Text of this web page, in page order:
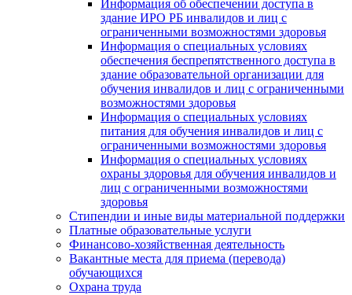
Информация об обеспечении доступа в
здание ИРО РБ инвалидов и лиц с
ограниченными возможностями здоровья
Информация о специальных условиях
обеспечения беспрепятственного доступа в
здание образовательной организации для
обучения инвалидов и лиц с ограниченными
возможностями здоровья
Информация о специальных условиях
питания для обучения инвалидов и лиц с
ограниченными возможностями здоровья
Информация о специальных условиях
охраны здоровья для обучения инвалидов и
лиц с ограниченными возможностями
здоровья
Стипендии и иные виды материальной поддержки
Платные образовательные услуги
Финансово-хозяйственная деятельность
Вакантные места для приема (перевода)
обучающихся
Охрана труда